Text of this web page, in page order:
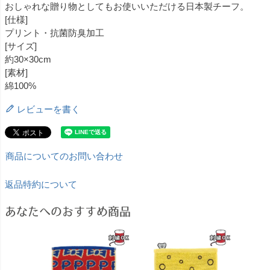
おしゃれな贈り物としてもお使いいただける日本製チーフ。
[仕様]
プリント・抗菌防臭加工
[サイズ]
約30×30cm
[素材]
綿100%
レビューを書く
商品についてのお問い合わせ
返品特約について
あなたへのおすすめ商品